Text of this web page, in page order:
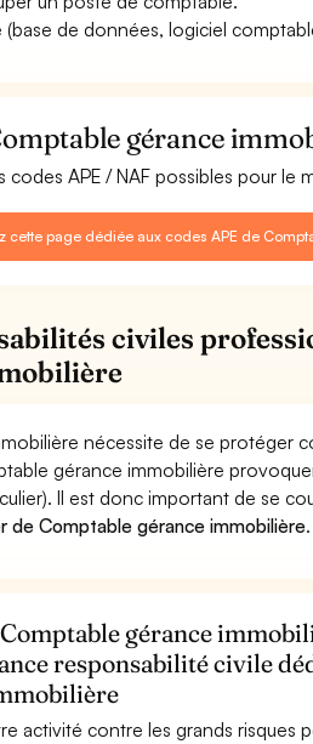
de données, logiciel
gérance
codes APE / NAF possibles pour
cette page dédiée aux codes APE de
civiles
nécessite de se protéger
gérance immobilière
Il est donc important de se
de Comptable gérance immobilière.
gérance
responsabilité civile
activité contre les grands risques